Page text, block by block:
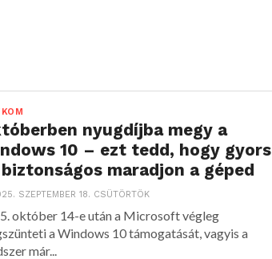
nyugdíjba megy a
10 – ezt tedd, hogy gyors
maradjon a géped
SZEPTEMBER 18. CSÜTÖRTÖK
október 14-e után a Microsoft végleg
a Windows 10 támogatását, vagyis a
már...